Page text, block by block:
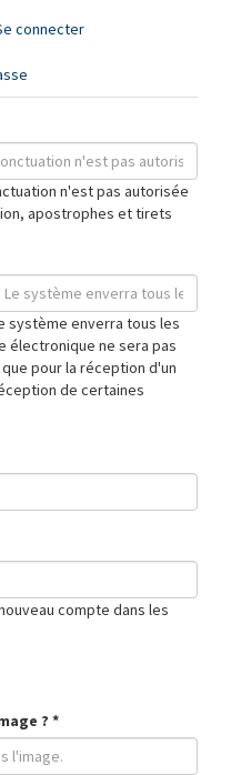
connecter
n'est pas autorisée
apostrophes et tirets
système enverra tous les
électronique ne sera pas
pour la réception d'un
de certaines
compte dans les
? *